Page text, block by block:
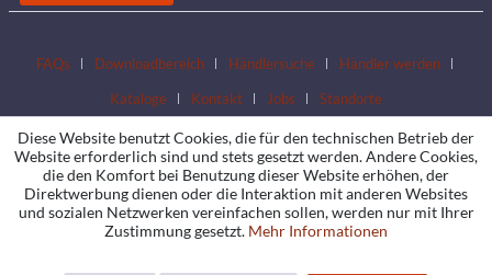
FAQs Downloadbereich Händlersuche
Händler werden
Kataloge
Kontakt Jobs Standorte
Diese Website benutzt Cookies, die für den technischen Betrieb der
Website erforderlich sind und stets gesetzt werden. Andere Cookies,
die den Komfort bei Benutzung dieser Website erhöhen, der
Direktwerbung dienen oder die Interaktion mit anderen Websites
und sozialen Netzwerken vereinfachen sollen, werden nur mit Ihrer
Zustimmung gesetzt. Mehr Informationen